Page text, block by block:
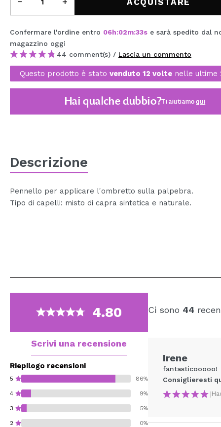
MAQUIFARMA
KOREA ZONE
TRAVEL SIZE
NATURE
SPECIALE
PROSSIMAMENTE
ACQUISTARE
Confermare l'ordine entro 06h:02m:32s e sarà spedito dal
magazzino oggi
44 comment(s) / Lascia un commento
Questo prodotto è stato venduto 12 voltenelle ultime
Hai qualche dubbio?Ti aiutiamoqui
Descrizione
Pennello per applicare l'ombretto sulla palpebra.
Tipo di capelli: misto di capra sintetica e naturale.
4.80
Scrivi una recensione
Riepilogo recensioni
5 86%
4 9%
3 5%
2 0%
Ci sono 44
Irene
fantasticooooo!
Consiglieresti
|